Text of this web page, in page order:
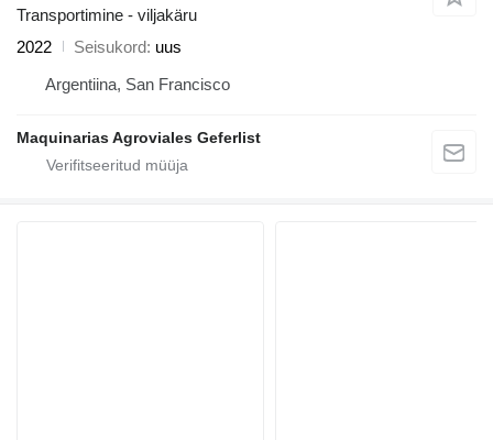
Transportimine - viljakäru
2022
Seisukord uus
Argentiina, San Francisco
Maquinarias Agroviales Geferlist